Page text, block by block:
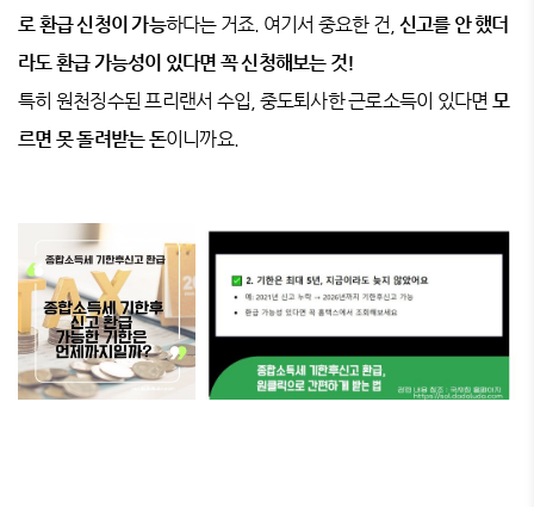
로 환급 신청이 가능하다는 거죠. 여기서 중요한 건, 신고를 안 했더
라도 환급 가능성이 있다면 꼭 신청해보는 것!
특히 원천징수된 프리랜서 수입, 중도퇴사한 근로소득이 있다면 모
르면 못 돌려받는 돈이니까요.